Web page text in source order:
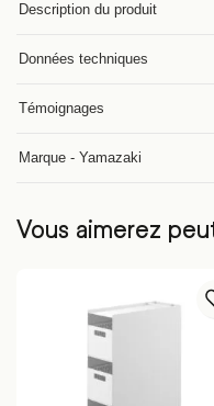
Description du produit
Données techniques
Témoignages
Marque - Yamazaki
Vous aimerez